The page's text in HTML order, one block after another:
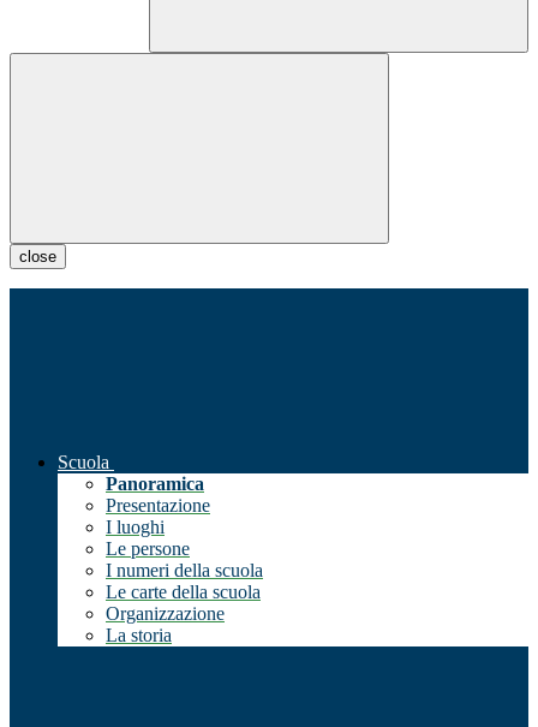
close
Scuola
Panoramica
Presentazione
I luoghi
Le persone
I numeri della scuola
Le carte della scuola
Organizzazione
La storia